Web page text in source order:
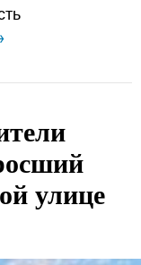
улице